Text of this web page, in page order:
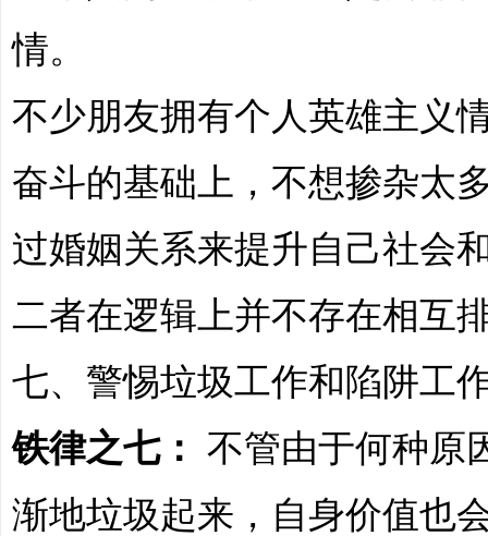
情。
不少朋友拥有个人英雄主义
奋斗的基础上，不想掺杂太
过婚姻关系来提升自己社会
二者在逻辑上并不存在相互
七、警惕垃圾工作和陷阱工
铁律之七： 不管由于何种原
渐地垃圾起来，自身价值也